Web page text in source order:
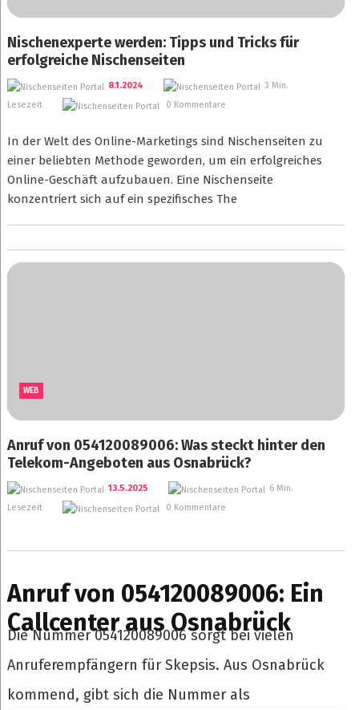
Nischenexperte werden: Tipps und Tricks für
erfolgreiche Nischenseiten
8.1.2024
3 Min.
Lesezeit
0 Kommentare
In der Welt des Online-Marketings sind Nischenseiten zu
einer beliebten Methode geworden, um ein erfolgreiches
Online-Geschäft aufzubauen. Eine Nischenseite
konzentriert sich auf ein spezifisches The
WEB
Anruf von 054120089006: Was steckt hinter den
Telekom-Angeboten aus Osnabrück?
13.5.2025
6 Min.
Lesezeit
0 Kommentare
Anruf von 054120089006: Ein
Callcenter aus Osnabrück
Die Nummer 054120089006 sorgt bei vielen
Anruferempfängern für Skepsis. Aus Osnabrück
kommend, gibt sich die Nummer als